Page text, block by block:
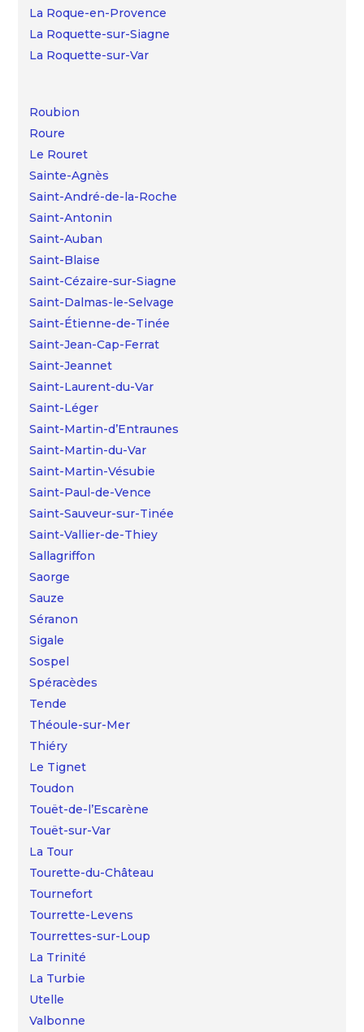
La Roque-en-Provence
La Roquette-sur-Siagne
La Roquette-sur-Var
Roubion
Roure
Le Rouret
Sainte-Agnès
Saint-André-de-la-Roche
Saint-Antonin
Saint-Auban
Saint-Blaise
Saint-Cézaire-sur-Siagne
Saint-Dalmas-le-Selvage
Saint-Étienne-de-Tinée
Saint-Jean-Cap-Ferrat
Saint-Jeannet
Saint-Laurent-du-Var
Saint-Léger
Saint-Martin-d’Entraunes
Saint-Martin-du-Var
Saint-Martin-Vésubie
Saint-Paul-de-Vence
Saint-Sauveur-sur-Tinée
Saint-Vallier-de-Thiey
Sallagriffon
Saorge
Sauze
Séranon
Sigale
Sospel
Spéracèdes
Tende
Théoule-sur-Mer
Thiéry
Le Tignet
Toudon
Touët-de-l’Escarène
Touët-sur-Var
La Tour
Tourette-du-Château
Tournefort
Tourrette-Levens
Tourrettes-sur-Loup
La Trinité
La Turbie
Utelle
Valbonne